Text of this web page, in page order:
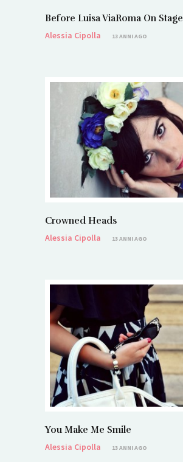
Before Luisa ViaRoma On Stage
Alessia Cipolla
13 ANNI AGO
Crowned Heads
Alessia Cipolla
13 ANNI AGO
You Make Me Smile
Alessia Cipolla
13 ANNI AGO